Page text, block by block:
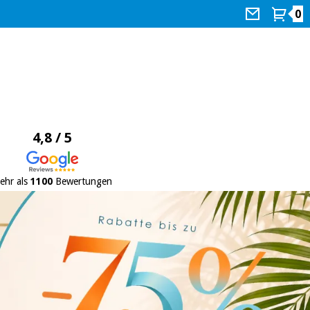
0
4,8 / 5
als1100 Bewertungen